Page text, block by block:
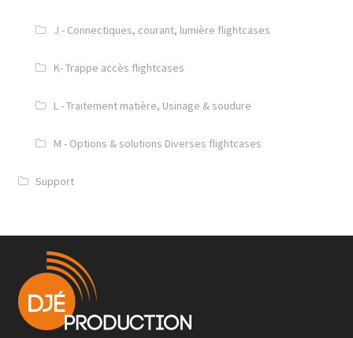
J - Connectiques, courant, lumière flightcases
K- Trappe accès flightcases
L - Traitement matière, Usinage & soudure
M - Options & solutions Diverses flightcases
Support